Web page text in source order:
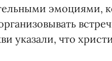
эмоциями,
указали, что